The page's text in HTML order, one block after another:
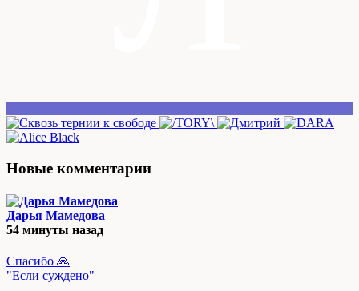
Новые комментарии
Дарья Мамедова
54 минуты назад
Спасибо 🙏
"Если суждено"